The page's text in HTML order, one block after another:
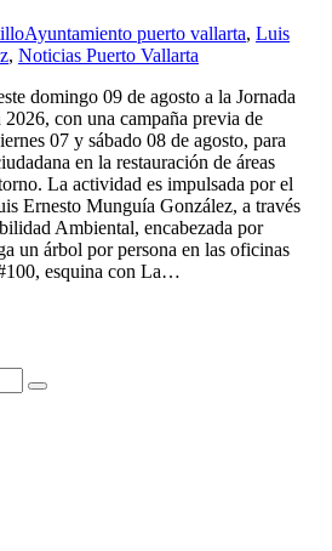
Ayuntamiento puerto vallarta, Luis
, Noticias Puerto Vallarta
domingo 09 de agosto a la Jornada
con una campaña previa de
07 y sábado 08 de agosto, para
en la restauración de áreas
La actividad es impulsada por el
Ernesto Munguía González, a través
Ambiental, encabezada por
un árbol por persona en las oficinas
esquina con La…